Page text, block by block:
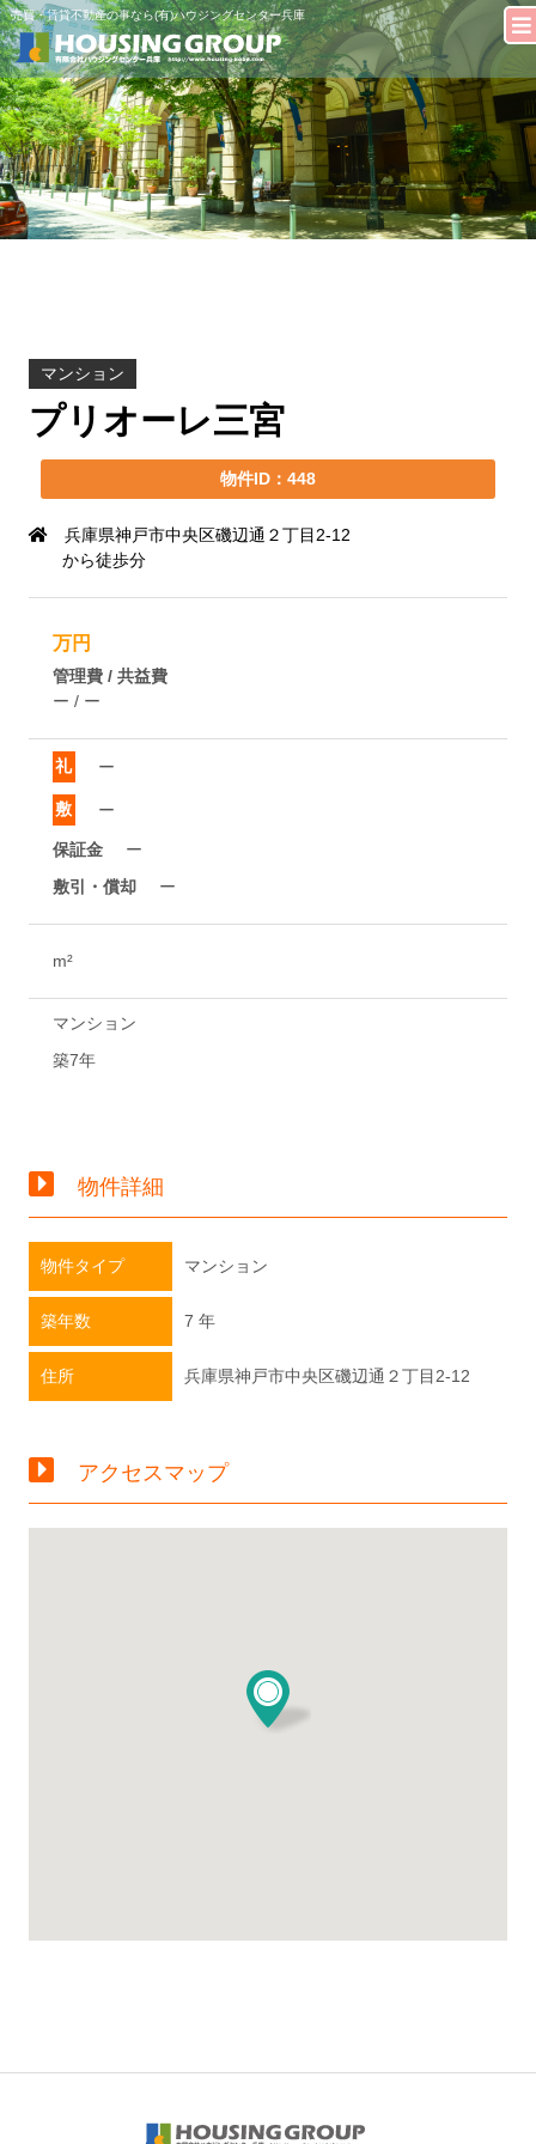
売買・賃貸不動産の事なら(有)ハウジングセンター兵庫
マンション
プリオーレ三宮
物件ID：448
兵庫県神戸市中央区磯辺通２丁目2-12
から徒歩分
万円
管理費 / 共益費
ー / ー
礼 ー
敷 ー
保証金
ー
敷引・償却
ー
m²
マンション
築7年
物件詳細
物件タイプ マンション
築年数 7 年
住所 兵庫県神戸市中央区磯辺通２丁目2-12
アクセスマップ